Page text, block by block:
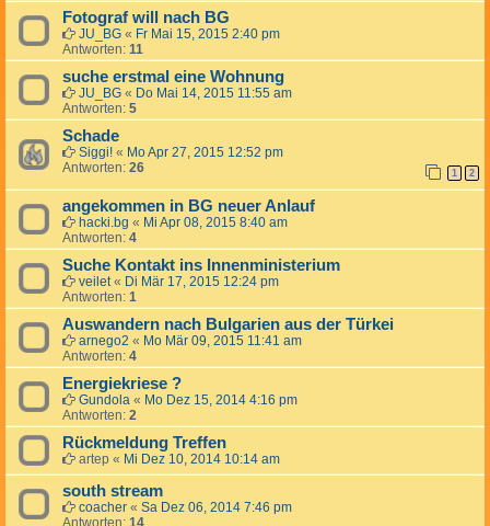
Fotograf will nach BG
JU_BG « Fr Mai 15, 2015 2:40 pm
Antworten: 11
suche erstmal eine Wohnung
JU_BG « Do Mai 14, 2015 11:55 am
Antworten: 5
Schade
Siggi! « Mo Apr 27, 2015 12:52 pm
Antworten: 26 1 2
angekommen in BG neuer Anlauf
hacki.bg « Mi Apr 08, 2015 8:40 am
Antworten: 4
Suche Kontakt ins Innenministerium
veilet« Di Mär 17, 2015 12:24 pm
Antworten: 1
Auswandern nach Bulgarien aus der Türkei
arnego2 « Mo Mär 09, 2015 11:41 am
Antworten: 4
Energiekriese ?
Gundola « Mo Dez 15, 2014 4:16 pm
Antworten: 2
Rückmeldung Treffen
artep « Mi Dez 10, 2014 10:14 am
south stream
coacher « Sa Dez 06, 2014 7:46 pm